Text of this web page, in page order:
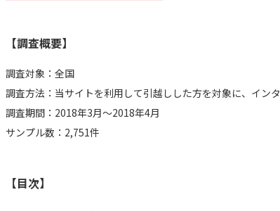
【調査概要】
調査対象：全国
調査方法：当サイトを利用して引越しした方を対象に、イン
調査期間：2018年3月～2018年4月
サンプル数：2,751件
【目次】